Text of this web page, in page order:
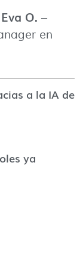
Eva O. –
en
a la IA de
ya